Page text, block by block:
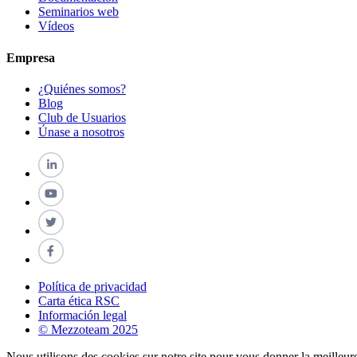
Seminarios web
Vídeos
Empresa
¿Quiénes somos?
Blog
Club de Usuarios
Únase a nosotros
Política de privacidad
Carta ética RSC
Información legal
© Mezzoteam 2025